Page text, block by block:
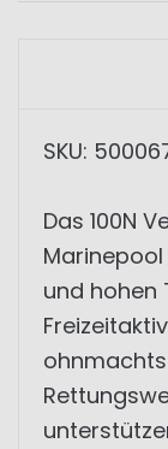
SKU:
Das 100N
und hohen